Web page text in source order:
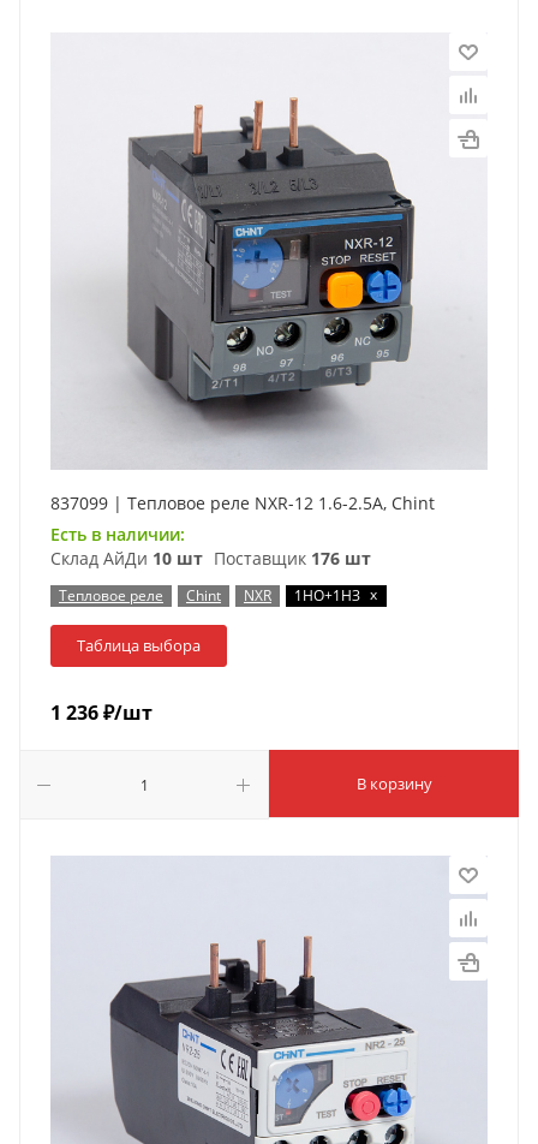
837099 | Тепловое реле NXR-12 1.6-2.5А, Chint
Есть в наличии:
Склад АйДи 10 шт Поставщик 176 шт
Тепловое реле Chint NXR 1НО+1НЗ x
Таблица выбора
1 236₽/шт
В корзину